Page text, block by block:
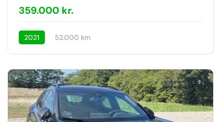
359.000 kr.
2021 52.000 km